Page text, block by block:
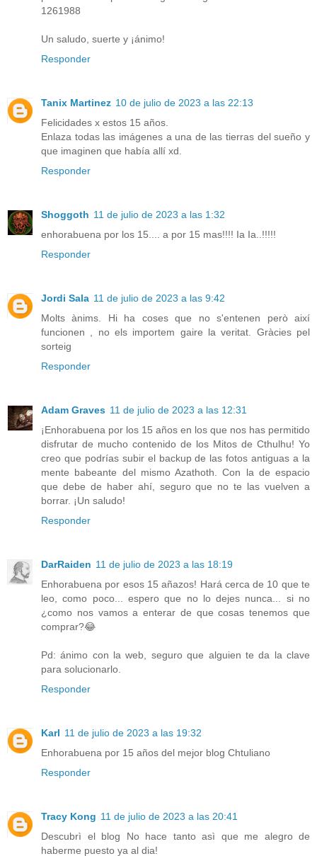
1261988
Un saludo, suerte y ¡ánimo!
Responder
Tanix Martinez 10 de julio de 2023 a las 22:13
Felicidades x estos 15 años.
Enlaza todas las imágenes a una de las tierras del sueño y
que imaginen que había allí xd.
Responder
Shoggoth 11 de julio de 2023 a las 1:32
enhorabuena por los 15.... a por 15 mas!!!! Ia Ia..!!!!!
Responder
Jordi Sala 11 de julio de 2023 a las 9:42
Molts ànims. Hi ha coses que no s'entenen però així
funcionen , no els importem gaire la veritat. Gràcies pel
sorteig
Responder
Adam Graves 11 de julio de 2023 a las 12:31
¡Enhorabuena por los 15 años en los que nos has permitido
disfrutar de mucho contenido de los Mitos de Cthulhu! Yo
creo que podrías subir el backup de las fotos antiguas a la
mente babeante del mismo Azathoth. Con la de espacio
que debe de haber ahí, seguro que no te las vuelven a
borrar. ¡Un saludo!
Responder
DarRaiden 11 de julio de 2023 a las 18:19
Enhorabuena por esos 15 añazos! Hará cerca de 10 que te
leo, como poco... espero que no lo dejes nunca... si no
¿como nos vamos a enterar de que cosas tenemos que
comprar?😂
Pd: ánimo con la web, seguro que alguien te da la clave
para solucionarlo.
Responder
Karl 11 de julio de 2023 a las 19:32
Enhorabuena por 15 años del mejor blog Chtuliano
Responder
Tracy Kong 11 de julio de 2023 a las 20:41
Descubrì el blog No hace tanto asì que me alegro de
haberme puesto ya al dia!